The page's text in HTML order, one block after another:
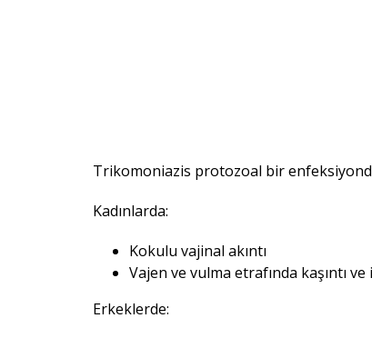
Trikomoniazis protozoal bir
Kadınlarda:
Kokulu vajinal akıntı
Vajen ve vulma etrafında kaşıntı
Erkeklerde: